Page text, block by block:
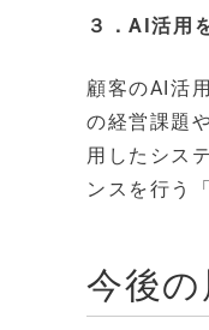
３．AI活用
顧客のAI活
の経営課題
用したシス
ンスを行う
今後の